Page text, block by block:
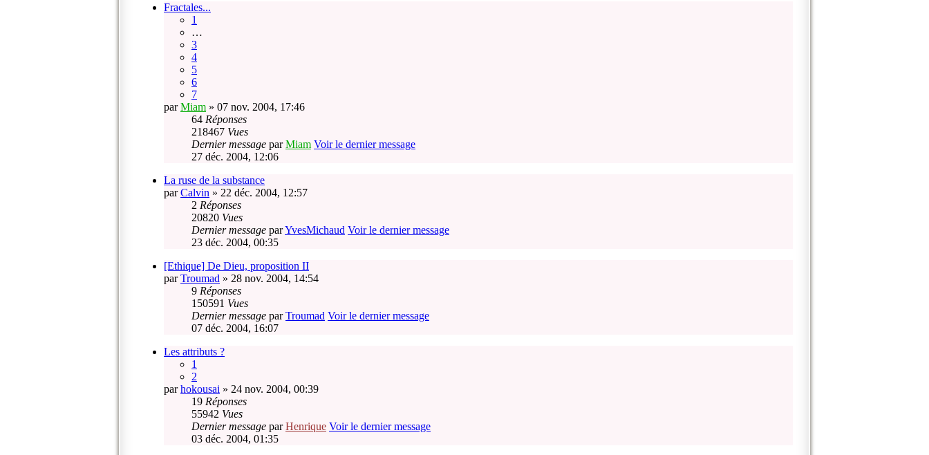
Fractales...
1
…
3
4
5
6
7
parMiam » 07 nov. 2004, 17:46
64 Réponses
218467 Vues
Dernier message parMiam Voir le dernier message
27 déc. 2004, 12:06
La ruse de la substance
parCalvin » 22 déc. 2004, 12:57
2 Réponses
20820 Vues
Dernier message parYvesMichaud Voir le dernier message
23 déc. 2004, 00:35
[Ethique] De Dieu, proposition II
parTroumad » 28 nov. 2004, 14:54
9 Réponses
150591 Vues
Dernier message parTroumad Voir le dernier message
07 déc. 2004, 16:07
Les attributs ?
1
2
parhokousai » 24 nov. 2004, 00:39
19 Réponses
55942 Vues
Dernier message parHenrique Voir le dernier message
03 déc. 2004, 01:35